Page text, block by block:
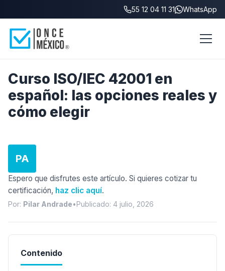
55 12 04 11 31 WhatsApp
Curso ISO/IEC 42001 en
español: las opciones reales y
cómo elegir
PA
Espero que disfrutes este artículo. Si quieres cotizar tu
certificación, haz clic aquí.
Por: Pilar Andrade•Publicado: 4 julio, 2026
Contenido